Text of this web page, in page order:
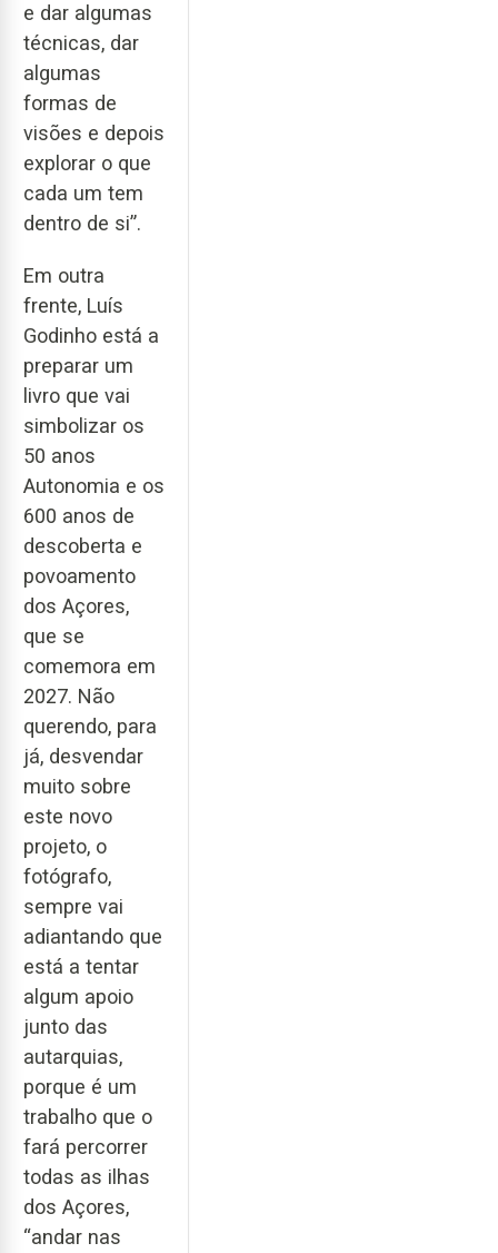
e dar algumas
técnicas, dar
algumas
formas de
visões e depois
explorar o que
cada um tem
dentro de si”.
Em outra
frente, Luís
Godinho está a
preparar um
livro que vai
simbolizar os
50 anos
Autonomia e os
600 anos de
descoberta e
povoamento
dos Açores,
que se
comemora em
2027. Não
querendo, para
já, desvendar
muito sobre
este novo
projeto, o
fotógrafo,
sempre vai
adiantando que
está a tentar
algum apoio
junto das
autarquias,
porque é um
trabalho que o
fará percorrer
todas as ilhas
dos Açores,
“andar nas